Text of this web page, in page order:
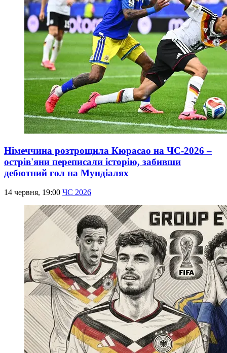
Німеччина розтрощила Кюрасао на ЧС-2026 –
острів'яни переписали історію, забивши
дебютний гол на Мундіалях
14 червня, 19:00 ЧС 2026